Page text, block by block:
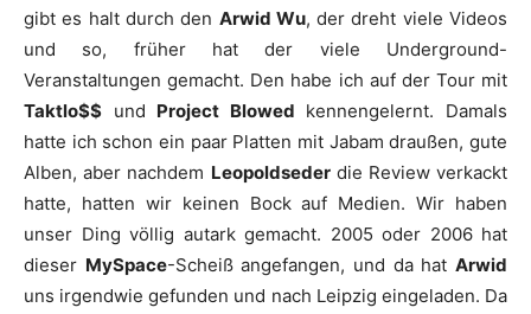
gibt es halt durch den Arwid Wu, der dreht viele Videos
und so, früher hat der viele Underground-
Veranstaltungen gemacht. Den habe ich auf der Tour mit
Taktlo$$ und Project Blowed kennengelernt. Damals
hatte ich schon ein paar Platten mit Jabam draußen, gute
Alben, aber nachdem Leopoldsederdie Review verkackt
hatte, hatten wir keinen Bock auf Medien. Wir haben
unser Ding völlig autark gemacht. 2005 oder 2006 hat
dieser MySpace-Scheiß angefangen, und da hatArwid
uns irgendwie gefunden und nach Leipzig eingeladen. Da